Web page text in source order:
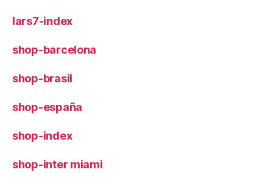
lars7-index
shop-barcelona
shop-brasil
shop-españa
shop-index
shop-inter miami